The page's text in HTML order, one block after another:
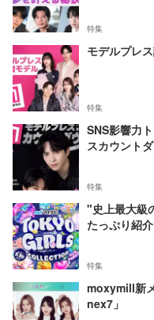
特集
モデルプレ
特集
SNS影響力
スカウントダ
特集
"史上最大級
たっぷり紹介
特集
moxymill新
nex7」